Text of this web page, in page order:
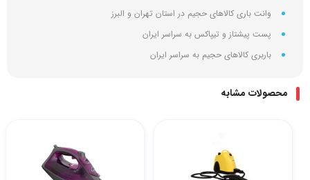
وانت باری کالاهای حجیم در استان تهران و البرز
پست پیشتاز و تیپاکس به سراسر ایران
باربری کالاهای حجیم به سراسر ایران
محصولات مشابه